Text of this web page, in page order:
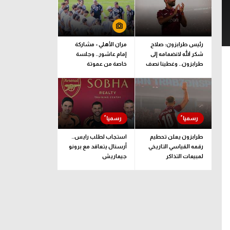
رئيس طرابزون: صلاح
شكر الله لانضمامه إلى
طرابزون.. وغطينا نصف
مران الأهلي - مشاركة
إمام عاشور.. وجلسة
خاصة من عموتة
طرابزون يعلن تحطيم
رقمه القياسي التاريخي
لمبيعات التذاكر
استجاب لطلب رايس..
أرسنال يتعاقد مع برونو
جيماريش